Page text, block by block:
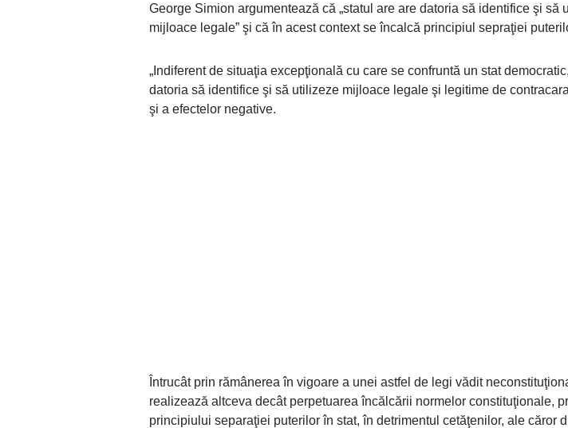
George Simion argumentează că „statul are are datoria să identifice şi să
mijloace legale” şi că în acest context se încalcă principiul sepraţiei
„Indiferent de situaţia excepţională cu care se confruntă un stat
datoria să identifice şi să utilizeze mijloace legale şi legitime de
şi a efectelor negative.
Întrucât prin rămânerea în vigoare a unei astfel de legi vădit
realizează altceva decât perpetuarea încălcării normelor constituţionale,
principiului separaţiei puterilor în stat, în detrimentul cetăţenilor, ale căror